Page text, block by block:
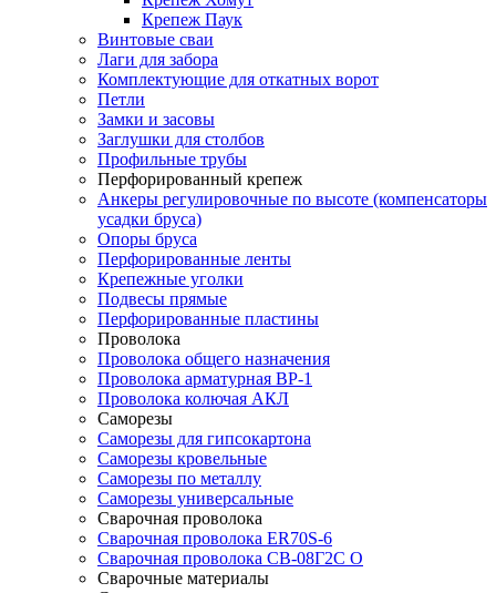
Крепеж Паук
Винтовые сваи
Лаги для забора
Комплектующие для откатных ворот
Петли
Замки и засовы
Заглушки для столбов
Профильные трубы
Перфорированный крепеж
Анкеры регулировочные по высоте (компенсаторы
усадки бруса)
Опоры бруса
Перфорированные ленты
Крепежные уголки
Подвесы прямые
Перфорированные пластины
Проволока
Проволока общего назначения
Проволока арматурная ВР-1
Проволока колючая АКЛ
Саморезы
Саморезы для гипсокартона
Саморезы кровельные
Саморезы по металлу
Саморезы универсальные
Сварочная проволока
Сварочная проволока ER70S-6
Сварочная проволока СВ-08Г2С О
Сварочные материалы